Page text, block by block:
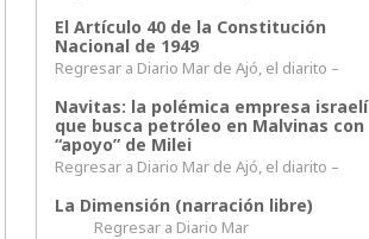
El Artículo 40 de la Constitución
Nacional de 1949
Regresar a Diario Mar de Ajó, el diarito –
Navitas: la polémica empresa israelí
que busca petróleo en Malvinas con
“apoyo” de Milei
Regresar a Diario Mar de Ajó, el diarito –
La Dimensión (narración libre)
Regresar a Diario Mar